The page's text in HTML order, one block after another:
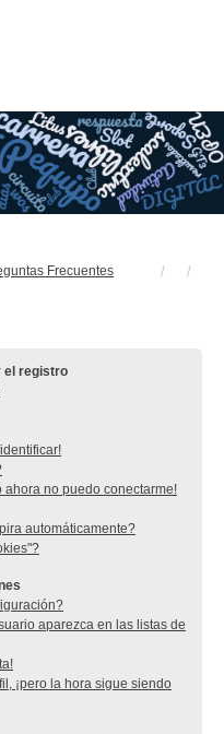
Frecuentes
el registro
ahora no puedo conectarme!
automáticamente?
aparezca en las listas de
¡pero la hora sigue siendo